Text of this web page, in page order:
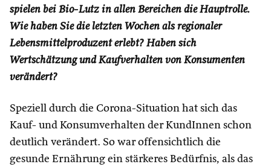
spielen bei Bio-Lutz in allen Bereichen die Hauptrolle.
Wie haben Sie die letzten Wochen als regionaler
Lebensmittelproduzent erlebt? Haben sich
Wertschätzung und Kaufverhalten von Konsumenten
verändert?
Speziell durch die Corona-Situation hat sich das
Kauf- und Konsumverhalten der KundInnen schon
deutlich verändert. So war offensichtlich die
gesunde Ernährung ein stärkeres Bedürfnis, als das